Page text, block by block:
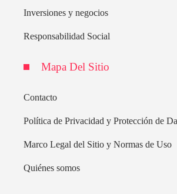
Inversiones y negocios
Responsabilidad Social
Mapa Del Sitio
Contacto
Política de Privacidad y Protección de
Marco Legal del Sitio y Normas de Uso
Quiénes somos